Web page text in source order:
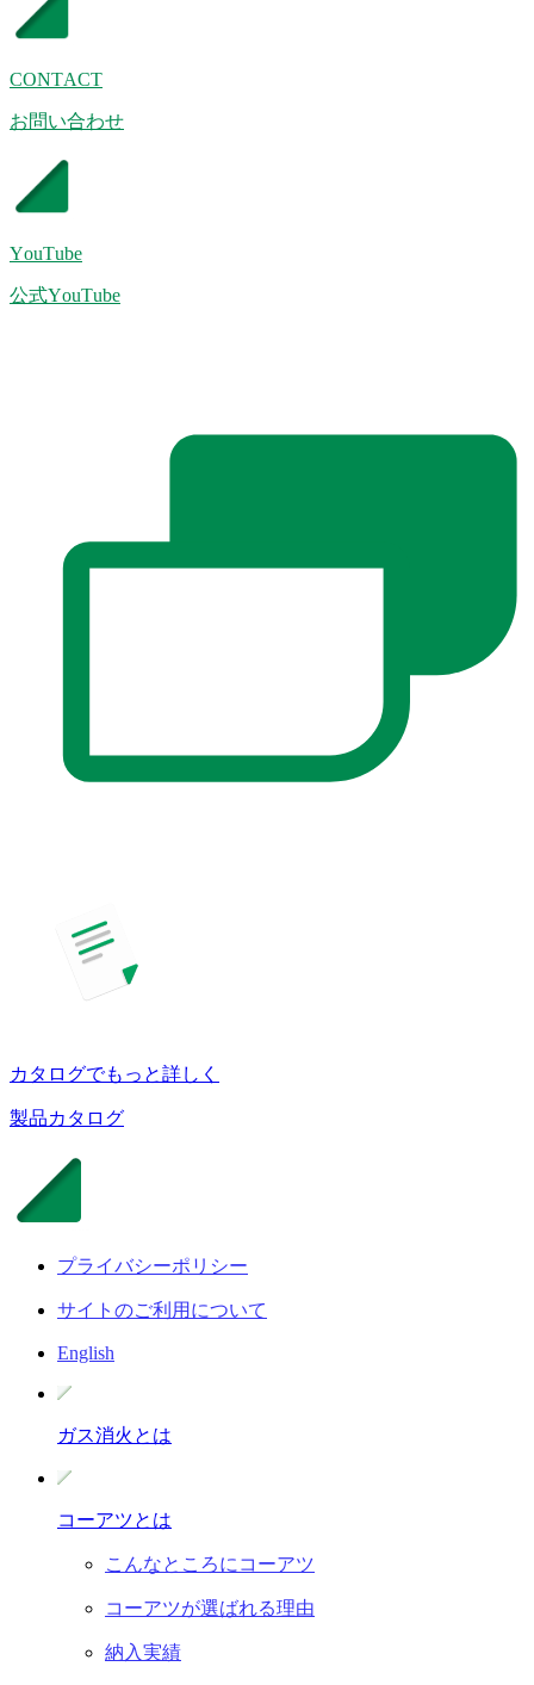
CONTACT
お問い合わせ
YouTube
公式YouTube
カタログでもっと詳しく
製品カタログ
プライバシーポリシー
サイトのご利用について
English
ガス消火とは
コーアツとは
こんなところにコーアツ
コーアツが選ばれる理由
納入実績